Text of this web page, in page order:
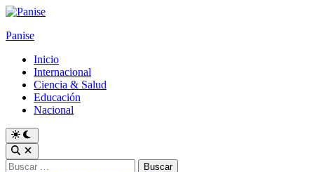
Skip
content
Panise
Inicio
Internacional
Ciencia & Salud
Educación
Nacional
Switch
to
dark
mode
Open
Search
Buscar: